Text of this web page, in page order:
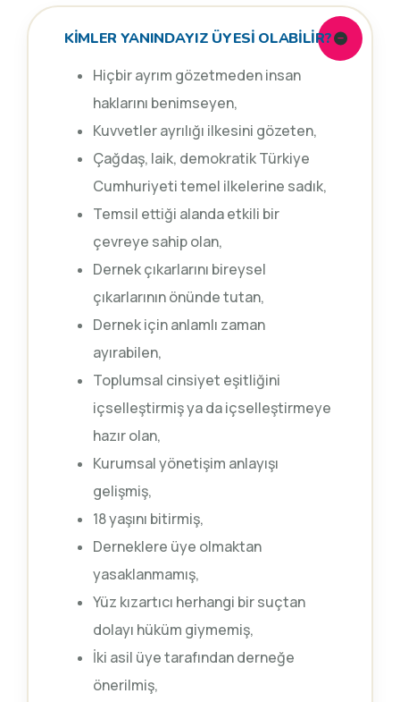
KİMLER YANINDAYIZ ÜYESİ OLABİLİR?
Hiçbir ayrım gözetmeden insan
haklarını benimseyen,
Kuvvetler ayrılığı ilkesini gözeten,
Çağdaş, laik, demokratik Türkiye
Cumhuriyeti temel ilkelerine sadık,
Temsil ettiği alanda etkili bir
çevreye sahip olan,
Dernek çıkarlarını bireysel
çıkarlarının önünde tutan,
Dernek için anlamlı zaman
ayırabilen,
Toplumsal cinsiyet eşitliğini
içselleştirmiş ya da içselleştirmeye
hazır olan,
Kurumsal yönetişim anlayışı
gelişmiş,
18 yaşını bitirmiş,
Derneklere üye olmaktan
yasaklanmamış,
Yüz kızartıcı herhangi bir suçtan
dolayı hüküm giymemiş,
İki asil üye tarafından derneğe
önerilmiş,